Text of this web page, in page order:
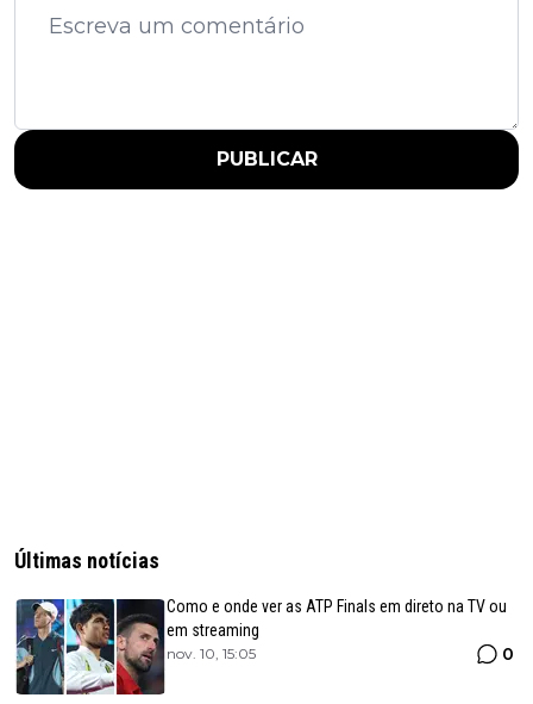
PUBLICAR
Últimas notícias
Como e onde ver as ATP Finals em direto na TV ou
em streaming
nov. 10, 15:05 0